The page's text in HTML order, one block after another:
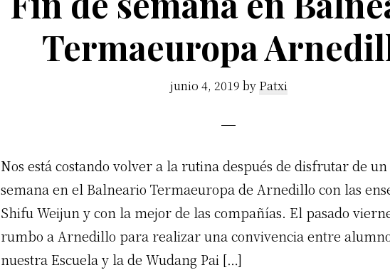
Termaeuropa
junio 4, 2019 by Patxi
Nos está costando volver a la rutina después de disfrutar de
semana en el Balneario Termaeuropa de Arnedillo con las
Shifu Weijun y con la mejor de las compañías. El pasado
rumbo a Arnedillo para realizar una convivencia entre
nuestra Escuela y la de Wudang Pai […]